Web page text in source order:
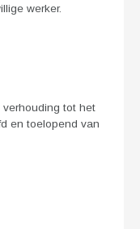
werker.
tot het
en toelopend van